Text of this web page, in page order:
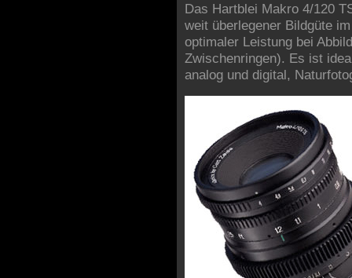
Das Hartblei Makro 4/120
weit überlegener Bildgüte
optimaler Leistung bei
Zwischenringen). Es ist
analog und digital,